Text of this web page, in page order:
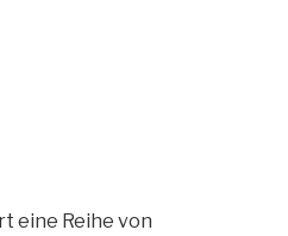
eine Reihe von